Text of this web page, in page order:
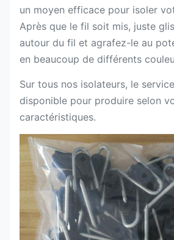
un moyen efficace pour isoler
Après que le fil soit mis, juste
autour du fil et agrafez-le au
en beaucoup de différents
Sur tous nos isolateurs, le
disponible pour produire selon
caractéristiques.